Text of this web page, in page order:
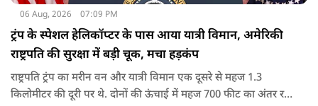
06 Aug, 2026 07:09 PM
ट्रंप के स्पेशल हेलिकॉप्टर के पास आया यात्री विमान, अमेरिकी
राष्ट्रपति की सुरक्षा में बड़ी चूक, मचा हड़कंप
राष्ट्रपति ट्रंप का मरीन वन और यात्री विमान एक दूसरे से महज 1.3
किलोमीटर की दूरी पर थे. दोनों की ऊंचाई में महज 700 फीट का अंतर रह